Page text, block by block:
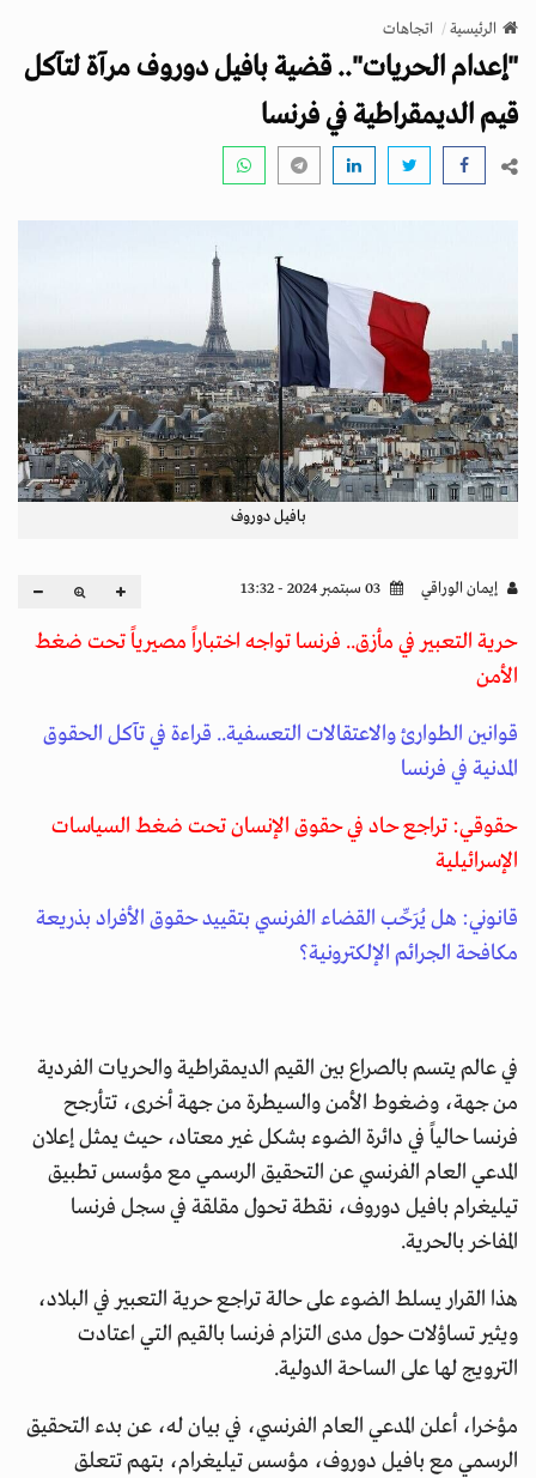
v
g
a
الرئيسية اتجاهات
"إعدام الحريات".. قضية بافيل دوروف مرآة لتآكل
قيم الديمقراطية في فرنسا
بافيل دوروف
إيمان الوراقي
حرية التعبير في مأزق.. فرنسا تواجه اختباراً مصيرياً تحت ضغط
الأمن
قوانين الطوارئ والاعتقالات التعسفية.. قراءة في تآكل الحقوق
المدنية في فرنسا
حقوقي: تراجع حاد في حقوق الإنسان تحت ضغط السياسات
الإسرائيلية
قانوني: هل يُرَحِّب القضاء الفرنسي بتقييد حقوق الأفراد بذريعة
مكافحة الجرائم الإلكترونية؟
في عالم يتسم بالصراع بين القيم الديمقراطية والحريات الفردية
من جهة، وضغوط الأمن والسيطرة من جهة أخرى، تتأرجح
فرنسا حالياً في دائرة الضوء بشكل غير معتاد، حيث يمثل إعلان
المدعي العام الفرنسي عن التحقيق الرسمي مع مؤسس تطبيق
تيليغرام بافيل دوروف، نقطة تحول مقلقة في سجل فرنسا
المفاخر بالحرية.
هذا القرار يسلط الضوء على حالة تراجع حرية التعبير في البلاد،
ويثير تساؤلات حول مدى التزام فرنسا بالقيم التي اعتادت
الترويج لها على الساحة الدولية.
مؤخرا، أعلن المدعي العام الفرنسي، في بيان له، عن بدء التحقيق
الرسمي مع بافيل دوروف، مؤسس تيليغرام، بتهم تتعلق